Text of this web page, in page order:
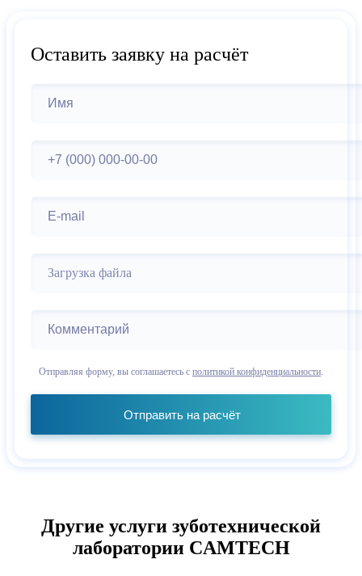
Оставить заявку на расчёт
Загрузка файла
Отправляя форму, вы соглашаетесь с политикой конфиденциальности
Отправить на расчёт
Другие услуги зуботехнической
лаборатории CAMTECH